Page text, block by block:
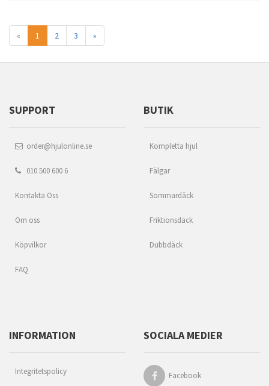
« 1 2 3 »
SUPPORT
order@hjulonline.se
010 500 600 6
Kontakta Oss
Om oss
Köpvilkor
FAQ
BUTIK
Kompletta hjul
Fälgar
Sommardäck
Friktionsdäck
Dubbdäck
INFORMATION
Integritetspolicy
SOCIALA MEDIER
Facebook